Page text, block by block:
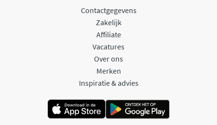
Contactgegevens
Zakelijk
Affiliate
Vacatures
Over ons
Merken
Inspiratie & advies